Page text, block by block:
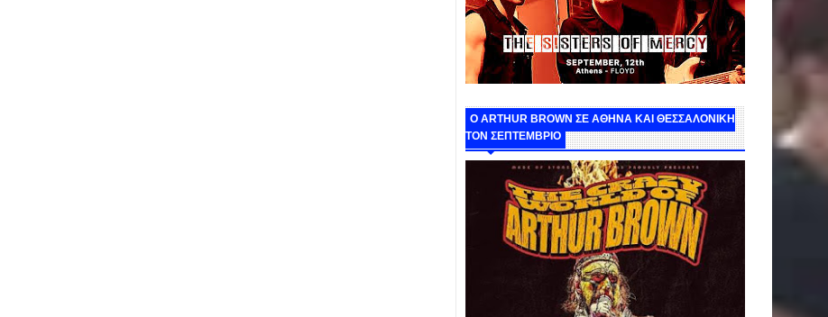
O ARTHUR BROWN ΣΕ ΑΘΗΝΑ ΚΑΙ ΘΕΣΣΑΛΟΝΙΚΗ
ΤΟΝ ΣΕΠΤΕΜΒΡΙΟ